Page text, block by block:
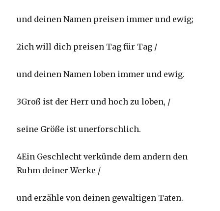
und deinen Namen preisen immer und ewig;
2ich will dich preisen Tag für Tag /
und deinen Namen loben immer und ewig.
3Groß ist der Herr und hoch zu loben, /
seine Größe ist unerforschlich.
4Ein Geschlecht verkünde dem andern den
Ruhm deiner Werke /
und erzähle von deinen gewaltigen Taten.